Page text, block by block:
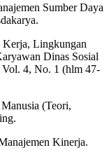
Sumber Daya
Lingkungan
Dinas Sosial
Vol. 4, No. 1 (hlm 47-
(Teori,
Kinerja.